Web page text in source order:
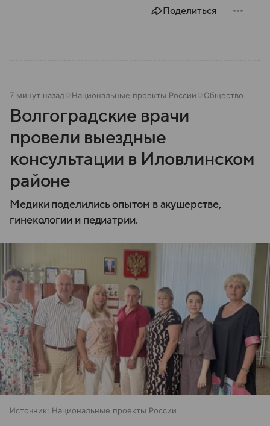
Поделиться
7 минут назад Национальные проекты России Общество
Волгоградские врачи
провели выездные
консультации в Иловлинском
районе
Медики поделились опытом в акушерстве,
гинекологии и педиатрии.
Источник: Национальные проекты России